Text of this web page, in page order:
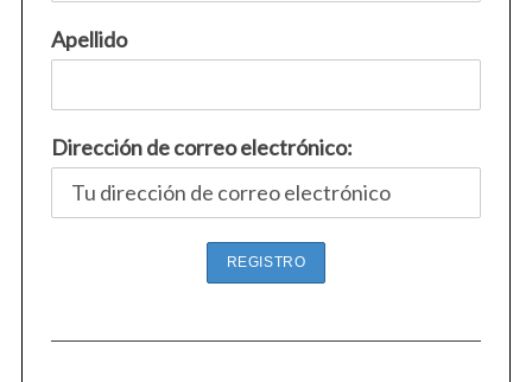
Apellido
Dirección de correo electrónico: